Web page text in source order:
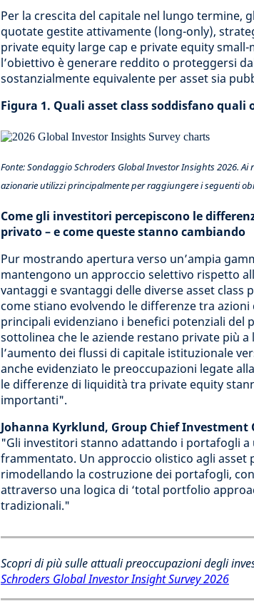
Per la crescita del capitale nel lungo termine,
quotate gestite attivamente (long-only),
private equity large cap e private equity
l’obiettivo è generare reddito o proteggersi
sostanzialmente equivalente per asset sia
Figura 1. Quali asset class soddisfano quali
Fonte: Sondaggio Schroders Global Investor Insights 2026.
azionarie utilizzi principalmente per raggiungere i seguenti
Come gli investitori percepiscono le
privato – e come queste stanno cambiando
Pur mostrando apertura verso un’ampia
mantengono un approccio selettivo rispetto
vantaggi e svantaggi delle diverse asset
come stiano evolvendo le differenze tra
principali evidenziano i benefici potenziali del
sottolinea che le aziende restano private più a
l’aumento dei flussi di capitale istituzionale
anche evidenziato le preoccupazioni legate
le differenze di liquidità tra private equity
importanti".
Johanna Kyrklund, Group Chief Investment
"Gli investitori stanno adattando i portafogli a
frammentato. Un approccio olistico agli asset
rimodellando la costruzione dei portafogli,
attraverso una logica di ‘total portfolio
tradizionali."
Scopri di più sulle attuali preoccupazioni degli
Schroders Global Investor Insight Survey 2026